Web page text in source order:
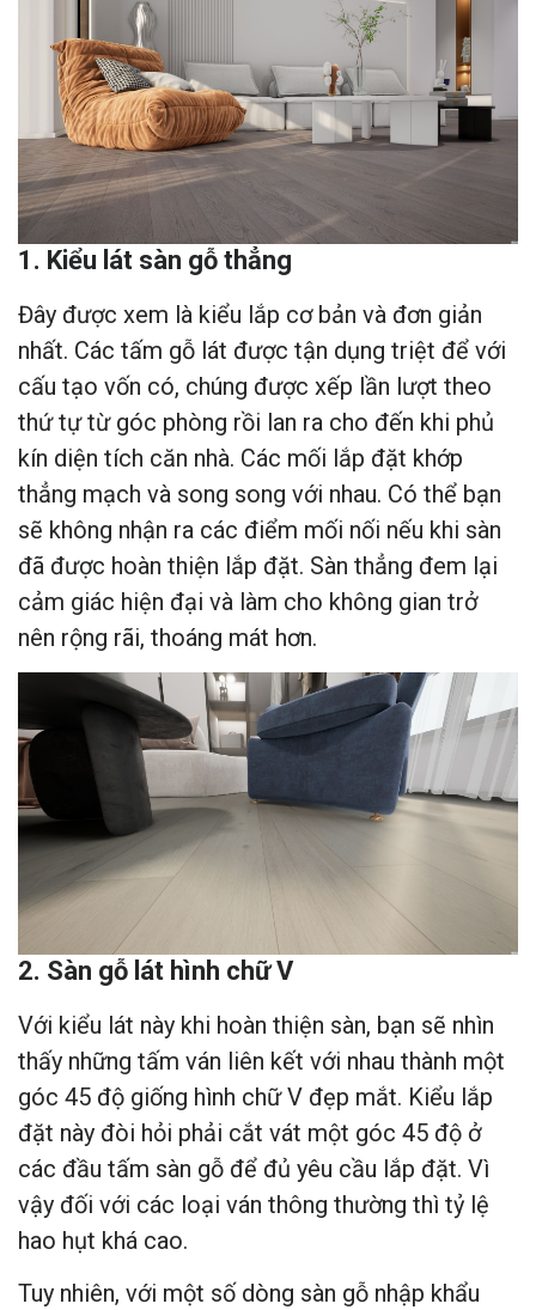
1. Kiểu lát sàn gỗ thẳng
Đây được xem là kiểu lắp cơ bản và đơn giản
nhất. Các tấm gỗ lát được tận dụng triệt để với
cấu tạo vốn có, chúng được xếp lần lượt theo
thứ tự từ góc phòng rồi lan ra cho đến khi phủ
kín diện tích căn nhà. Các mối lắp đặt khớp
thẳng mạch và song song với nhau. Có thể bạn
sẽ không nhận ra các điểm mối nối nếu khi sàn
đã được hoàn thiện lắp đặt. Sàn thẳng đem lại
cảm giác hiện đại và làm cho không gian trở
nên rộng rãi, thoáng mát hơn.
2. Sàn gỗ lát hình chữ V
Với kiểu lát này khi hoàn thiện sàn, bạn sẽ nhìn
thấy những tấm ván liên kết với nhau thành một
góc 45 độ giống hình chữ V đẹp mắt. Kiểu lắp
đặt này đòi hỏi phải cắt vát một góc 45 độ ở
các đầu tấm sàn gỗ để đủ yêu cầu lắp đặt. Vì
vậy đối với các loại ván thông thường thì tỷ lệ
hao hụt khá cao.
Tuy nhiên, với một số dòng sàn gỗ nhập khẩu